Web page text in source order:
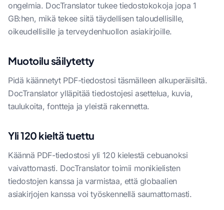
ongelmia. DocTranslator tukee tiedostokokoja jopa 1
GB:hen, mikä tekee siitä täydellisen taloudellisille,
oikeudellisille ja terveydenhuollon asiakirjoille.
Muotoilu säilytetty
Pidä käännetyt PDF-tiedostosi täsmälleen alkuperäisiltä.
DocTranslator ylläpitää tiedostojesi asettelua, kuvia,
taulukoita, fontteja ja yleistä rakennetta.
Yli 120 kieltä tuettu
Käännä PDF-tiedostosi yli 120 kielestä cebuanoksi
vaivattomasti. DocTranslator toimii monikielisten
tiedostojen kanssa ja varmistaa, että globaalien
asiakirjojen kanssa voi työskennellä saumattomasti.